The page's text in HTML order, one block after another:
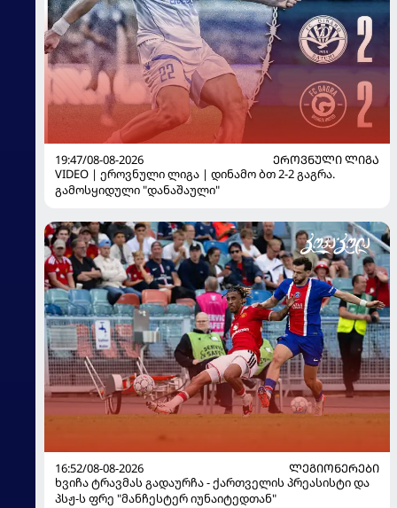
19:47/08-08-2026
ᲔᲠᲝᲕᲜᲣᲚᲘ ᲚᲘᲒᲐ
VIDEO | ეროვნული ლიგა | დინამო ბთ 2-2 გაგრა.
გამოსყიდული "დანაშაული"
16:52/08-08-2026
ᲚᲔᲒᲘᲝᲜᲔᲠᲔᲑᲘ
ხვიჩა ტრავმას გადაურჩა - ქართველის პრეასისტი და
პსჟ-ს ფრე "მანჩესტერ იუნაიტედთან"